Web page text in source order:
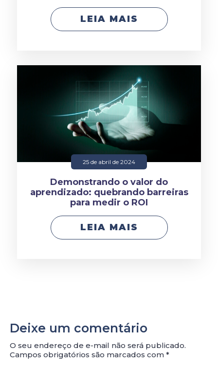
LEIA MAIS
25 de abril de 2024
Demonstrando o valor do
aprendizado: quebrando barreiras
para medir o ROI
LEIA MAIS
Deixe um comentário
O seu endereço de e-mail não será publicado.
Campos obrigatórios são marcados com *